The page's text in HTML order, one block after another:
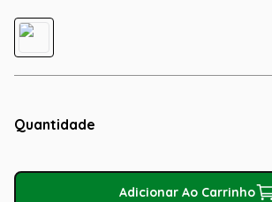
Quantidade
Adicionar Ao Carrinho